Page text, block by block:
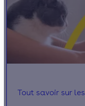
Tout savoir sur